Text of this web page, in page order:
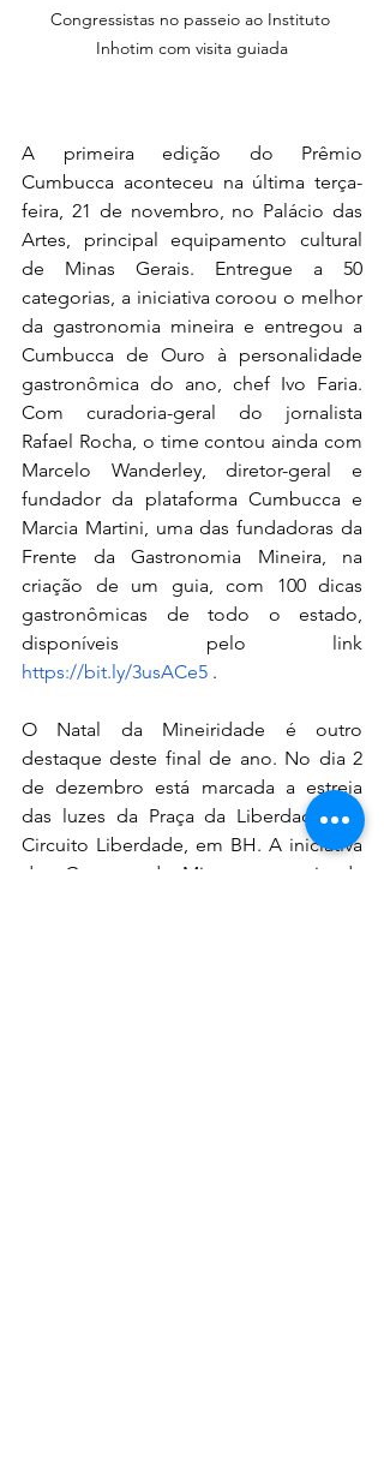
Congressistas no passeio ao Instituto
Inhotim com visita guiada
A primeira edição do Prêmio
Cumbucca aconteceu na última terça-
feira, 21 de novembro, no Palácio das
Artes, principal equipamento cultural
de Minas Gerais. Entregue a 50
categorias, a iniciativa coroou o melhor
da gastronomia mineira e entregou a
Cumbucca de Ouro à personalidade
gastronômica do ano, chef Ivo Faria.
Com curadoria-geral do jornalista
Rafael Rocha, o time contou ainda com
Marcelo Wanderley, diretor-geral e
fundador da plataforma Cumbucca e
Marcia Martini, uma das fundadoras da
Frente da Gastronomia Mineira, na
criação de um guia, com 100 dicas
gastronômicas de todo o estado,
https://bit.ly/3usACe5 .
O Natal da Mineiridade é outro
destaque deste final de ano. No dia 2
de dezembro está marcada a estreia
das luzes da Praça da Liberdade, no
Circuito Liberdade, em BH. A iniciativa
do  Governo de Minas, por meio da